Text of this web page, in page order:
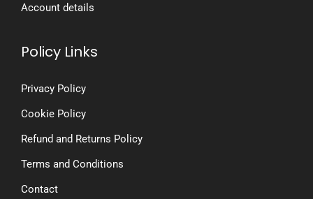
Account details
Policy Links
Privacy Policy
Cookie Policy
Refund and Returns Policy
Terms and Conditions
Contact